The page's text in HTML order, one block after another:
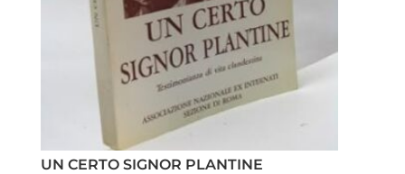
UN CERTO SIGNOR PLANTINE